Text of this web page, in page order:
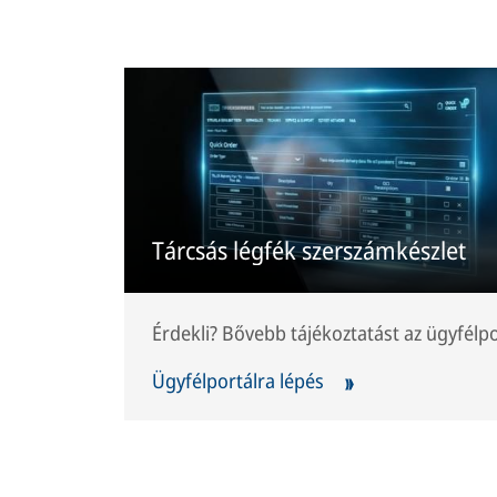
Tárcsás légfék szerszámkészlet
Érdekli? Bővebb tájékoztatást az
Ügyfélportálra lépés